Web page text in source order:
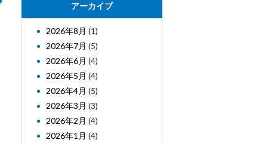
アーカイブ
2026年8月 (1)
2026年7月 (5)
2026年6月 (4)
2026年5月 (4)
2026年4月 (5)
2026年3月 (3)
2026年2月 (4)
2026年1月 (4)